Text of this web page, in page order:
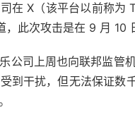
在 X（该平台以前称为
此次攻击是在 9 月 10
公司上周也向联邦监管
到干扰，但无法保证数